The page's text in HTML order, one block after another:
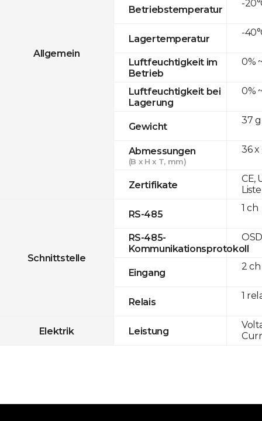
Allgemein
Betriebstemperatur
Lagertemperatur
Luftfeuchtigkeit im
Betrieb
Luftfeuchtigkeit bei
Lagerung
Gewicht
Abmessungen
(B x H x T, mm)
Zertifikate
Schnittstelle
RS-485
RS-485-
Kommunikationsprotokoll
Eingang
Relais
Elektrik Leistung
-
-
0%
0%
37 g
36 x
CE,
1 ch
2 ch
1